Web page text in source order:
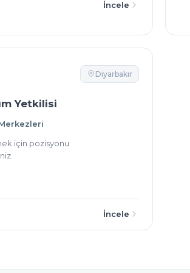
İncele
Diyarbakır
Yetkilisi
için pozisyonu
İncele